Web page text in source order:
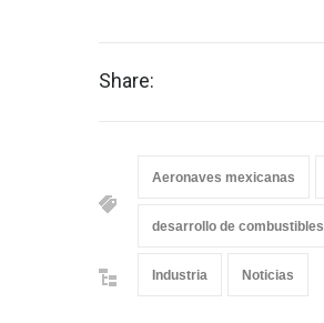
Share:
Aeronaves mexicanas
desarrollo de combustibles
Industria Noticias